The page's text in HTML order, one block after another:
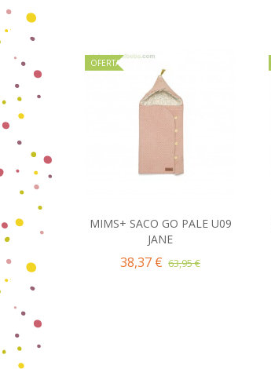
OFERTA
Añadir al carrito
MIMS+ SACO GO PALE U09
JANE
38,37 € 63,95 €